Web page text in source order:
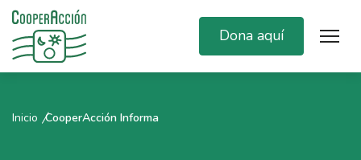
Dona aquí
Inicio CooperAcción Informa